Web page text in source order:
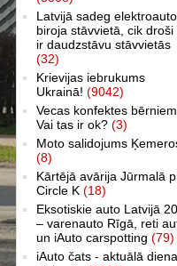
Latvijā sadeg elektroauto
biroja stāvvietā, cik droši
ir daudzstāvu stāvvietās
(32)
Krievijas iebrukums
Ukrainā! (9042)
Vecas konfektes
Vai tas ir ok? (3)
Moto salidojums
(8)
Kārtējā avārija Jūrmalā
Circle K (18)
Eksotiskie auto Latvijā
– varenauto Rīgā, reti
un iAuto carspotting (79)
iAuto čats - aktuālā